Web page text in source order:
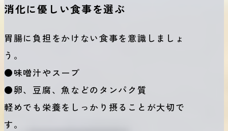
消化に優しい食事を選ぶ
胃腸に負担をかけない食事を意識しましょ
う。
●味噌汁やスープ
●卵、豆腐、魚などのタンパク質
軽めでも栄養をしっかり摂ることが大切で
す。